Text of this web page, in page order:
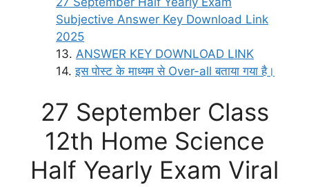
Subjective Answer Key Download Link
2025
ANSWER KEY DOWNLOAD LINK
इस पोस्ट के माध्यम से Over-all बताया गया है।
27 September Class
12th Home Science
Half Yearly Exam Viral